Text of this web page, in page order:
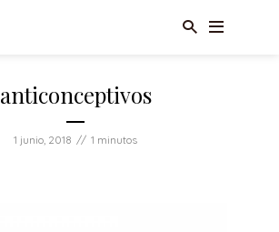
anticonceptivos
1 junio, 2018 1 minutos